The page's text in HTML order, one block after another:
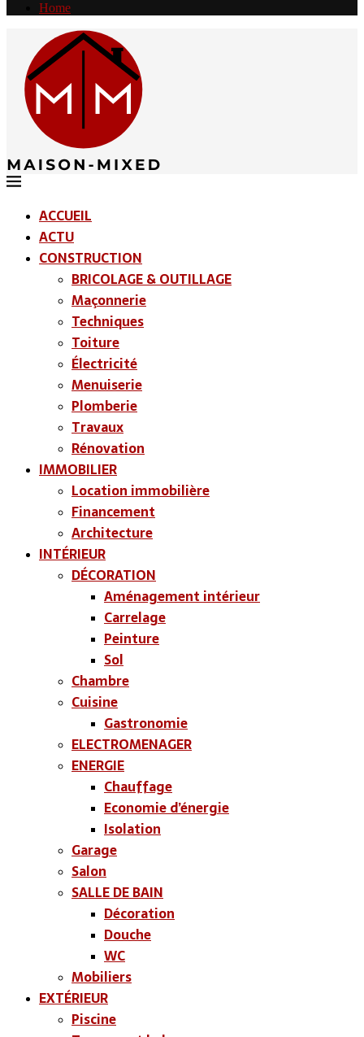
Home
ACCUEIL
ACTU
CONSTRUCTION
BRICOLAGE & OUTILLAGE
Maçonnerie
Techniques
Toiture
Électricité
Menuiserie
Plomberie
Travaux
Rénovation
IMMOBILIER
Location immobilière
Financement
Architecture
INTÉRIEUR
DÉCORATION
Aménagement intérieur
Carrelage
Peinture
Sol
Chambre
Cuisine
Gastronomie
ELECTROMENAGER
ENERGIE
Chauffage
Economie d’énergie
Isolation
Garage
Salon
SALLE DE BAIN
Décoration
Douche
WC
Mobiliers
EXTÉRIEUR
Piscine